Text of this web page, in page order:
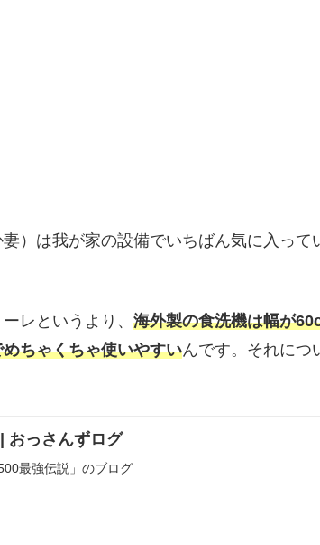
）は我が家の設備でいちばん気に入って
レというより、 海外製の食洗機は幅が
ちゃくちゃ使いやすいんです。それにつ
おっさんずログ
最強伝説」のブログ